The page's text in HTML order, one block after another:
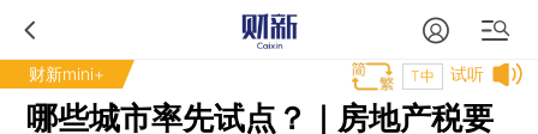
财新mini+ 试听
T中
哪些城市率先试点？｜房地产税要